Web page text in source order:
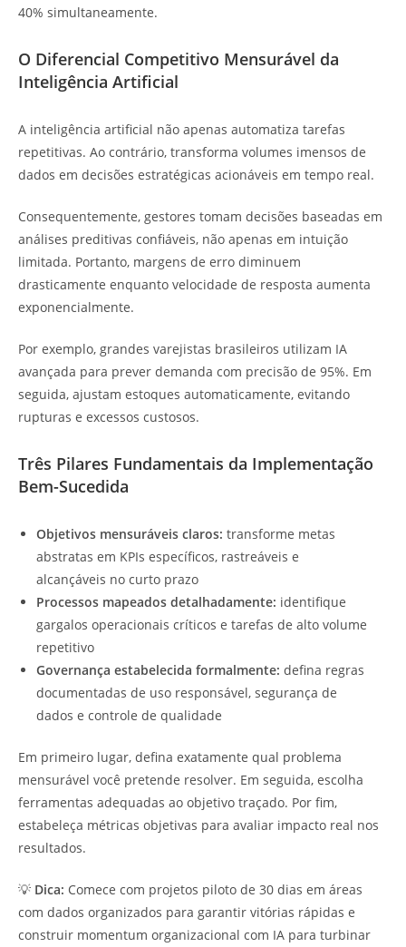
40% simultaneamente.
O Diferencial Competitivo Mensurável da
Inteligência Artificial
A inteligência artificial não apenas automatiza tarefas
repetitivas. Ao contrário, transforma volumes imensos de
dados em decisões estratégicas acionáveis em tempo real.
Consequentemente, gestores tomam decisões baseadas em
análises preditivas confiáveis, não apenas em intuição
limitada. Portanto, margens de erro diminuem
drasticamente enquanto velocidade de resposta aumenta
exponencialmente.
Por exemplo, grandes varejistas brasileiros utilizam IA
avançada para prever demanda com precisão de 95%. Em
seguida, ajustam estoques automaticamente, evitando
rupturas e excessos custosos.
Três Pilares Fundamentais da Implementação
Bem-Sucedida
Objetivos mensuráveis claros: transforme metas
abstratas em KPIs específicos, rastreáveis e
alcançáveis no curto prazo
Processos mapeados detalhadamente: identifique
gargalos operacionais críticos e tarefas de alto volume
repetitivo
Governança estabelecida formalmente: defina regras
documentadas de uso responsável, segurança de
dados e controle de qualidade
Em primeiro lugar, defina exatamente qual problema
mensurável você pretende resolver. Em seguida, escolha
ferramentas adequadas ao objetivo traçado. Por fim,
estabeleça métricas objetivas para avaliar impacto real nos
resultados.
💡 Dica: Comece com projetos piloto de 30 dias em áreas
com dados organizados para garantir vitórias rápidas e
construir momentum organizacional com IA para turbinar